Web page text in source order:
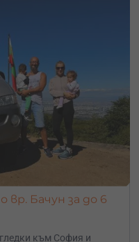
вр. Бачун за до 6
към София и